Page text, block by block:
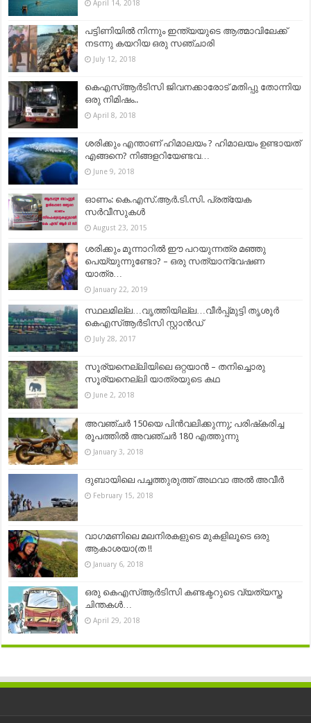
April 14, 2018
പട്ടിണിയിൽ നിന്നും ഇന്ത്യയുടെ ആത്മാവിലേക്ക്
നടന്നു കയറിയ ഒരു സഞ്ചാരി
July 12, 2018
കെഎസ്ആര്‍ടിസി ജിവനക്കാരോട് മതിപ്പു തോന്നിയ
ഒരു നിമിഷം..
April 8, 2018
ശരിക്കും എന്താണ് ഹിമാലയം ? ഹിമാലയം ഉണ്ടായത്
എങ്ങനെ? നിങ്ങളറിയേണ്ടവ…
June 9, 2018
ഓണം: കെ.എസ്.ആര്‍.ടി.സി. പ്രത്യേക
സര്‍വീസുകള്‍
August 23, 2015
ശരിക്കും മൂന്നാറിൽ ഈ പറയുന്നത്ര മഞ്ഞു
പെയ്യുന്നുണ്ടോ? – ഒരു സത്യാന്വേഷണ
യാത്ര…
January 22, 2019
സ്ഥലമില്ല…വൃത്തിയില്ല…വീര്‍പ്പ്മുട്ടി തൃശൂര്‍
കെഎസ്ആര്‍ടിസി സ്റ്റാന്‍ഡ്
July 28, 2017
സൂര്യനെല്ലിയിലെ ഒറ്റയാൻ – തനിച്ചൊരു
സൂര്യനെല്ലി യാത്രയുടെ കഥ
June 2, 2018
അവഞ്ചര്‍ 150യെ പിന്‍വലിക്കുന്നു; പരിഷ്‌കരിച്ച
രൂപത്തില്‍ അവഞ്ചര്‍ 180 എത്തുന്നു
January 3, 2018
ദുബായിലെ പച്ചത്തുരുത്ത് അഥവാ അൽ അവീർ
February 15, 2018
വാഗമണിലെ മലനിരകളുടെ മുകളിലൂടെ ഒരു
ആകാശയാ(ത !!
January 6, 2018
ഒരു കെഎസ്ആര്‍ടിസി കണ്ടക്ടറുടെ വ്യത്യസ്ത
ചിന്തകള്‍…
April 29, 2018